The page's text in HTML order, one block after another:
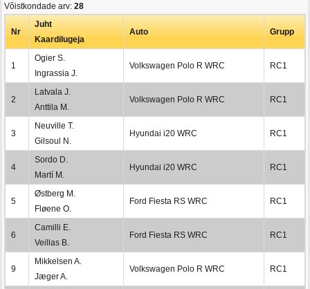
Võistkondade arv: 28
Nr
Juht
Kaardilugeja
Auto Grupp
1
Ogier S.
Ingrassia J.
Volkswagen Polo R WRC RC1
2
Latvala J.
Anttila M.
Volkswagen Polo R WRC RC1
3
Neuville T.
Gilsoul N.
Hyundai i20 WRC RC1
4
Sordo D.
Martí M.
Hyundai i20 WRC RC1
5
Østberg M.
Fløene O.
Ford Fiesta RS WRC RC1
6
Camilli E.
Veillas B.
Ford Fiesta RS WRC RC1
9
Mikkelsen A.
Jæger A.
Volkswagen Polo R WRC RC1